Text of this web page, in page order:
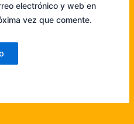
electrónico y web en
vez que comente.